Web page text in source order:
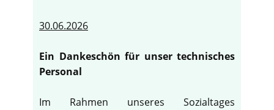
30.06.2026
Ein Dankeschön für unser technisches
Personal
Im Rahmen unseres Sozialtages